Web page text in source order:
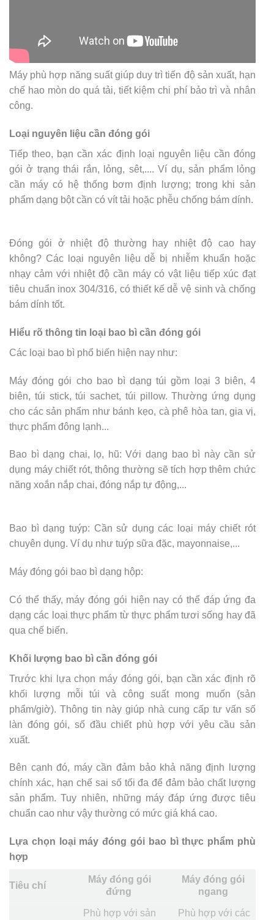
Máy phù hợp năng suất giúp duy trì tiến độ sản xuất, hạn
chế hao mòn do quá tải, tiết kiệm chi phí bảo trì và nhân
công.
Loại nguyên liệu cần đóng gói
Tiếp theo, bạn cần xác định loại nguyên liệu cần đóng
gói ở trạng thái rắn, lỏng, sêt,.... Ví dụ, sản phẩm lỏng
cần máy có hệ thống bơm định lượng; trong khi sản
phẩm dạng bột cần có vít tải hoặc phễu chống bám dính.
Đóng gói ở nhiệt độ thường hay nhiệt độ cao hay
không? Các loại nguyên liệu dễ bị nhiễm khuẩn hoặc
nhạy cảm với nhiệt độ cần máy có vật liệu tiếp xúc đạt
tiêu chuẩn inox 304/316, có thiết kế dễ vệ sinh và chống
bám dính tốt.
Hiểu rõ thông tin loại bao bì cần đóng gói
Các loại bao bì phổ biến hiện nay như:
Máy đóng gói cho bao bì dạng túi gồm loại 3 biên, 4
biên, túi stick, túi sachet, túi pillow. Thường ứng dụng
cho các sản phẩm như bánh kẹo, cà phê hòa tan, gia vị,
thực phẩm đông lạnh...
Bao bì dạng chai, lọ, hũ: Với dạng bao bì này cần sử
dụng máy chiết rót, thông thường sẽ tích hợp thêm chức
năng xoắn nắp chai, đóng nắp tự động,...
Bao bì dạng tuýp: Cần sử dụng các loại máy chiết rót
chuyên dụng. Ví dụ như tuýp sữa đặc, mayonnaise,...
Máy đóng gói bao bì dạng hộp:
Có thể thấy, máy đóng gói hiện nay có thể đáp ứng đa
dạng các loại thực phẩm từ thực phẩm tươi sống hay đã
qua chế biến.
Khối lượng bao bì cần đóng gói
Trước khi lựa chọn máy đóng gói, bạn cần xác định rõ
khối lượng mỗi túi và công suất mong muốn (sản
phẩm/giờ). Thông tin này giúp nhà cung cấp tư vấn số
làn đóng gói, số đầu chiết phù hợp với yêu cầu sản
xuất.
Bên cạnh đó, máy cần đảm bảo khả năng định lượng
chính xác, hạn chế sai số tối đa để đảm bảo chất lượng
sản phẩm. Tuy nhiên, những máy đáp ứng được tiêu
chuẩn cao như vậy thường có mức giá khá cao.
Lựa chọn loại máy đóng gói bao bì thực phẩm phù
hợp
Tiêu chí
Máy đóng gói
đứng
Máy đóng gói
ngang
Phù hợp với sản
Phù hợp với các